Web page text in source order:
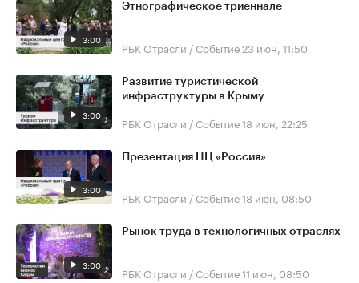
3:00
Этнографическое триеннале
РБК Отрасли / Событие 23 июн, 11:50
3:00
Развитие туристической
инфраструктуры в Крыму
РБК Отрасли / Событие18 июн, 22:25
3:00
Презентация НЦ «Россия»
РБК Отрасли / Событие18 июн, 08:50
3:00
Рынок труда в технологичных отраслях
РБК Отрасли / Событие11 июн, 08:50